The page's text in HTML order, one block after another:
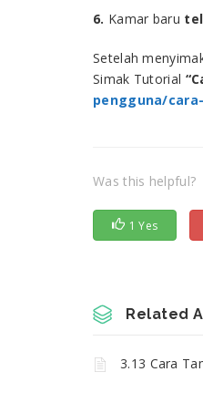
6. Kamar baru
Setelah
Simak Tutorial
pengguna/
Was this helpful?
1 Yes
Related
3.13 Cara